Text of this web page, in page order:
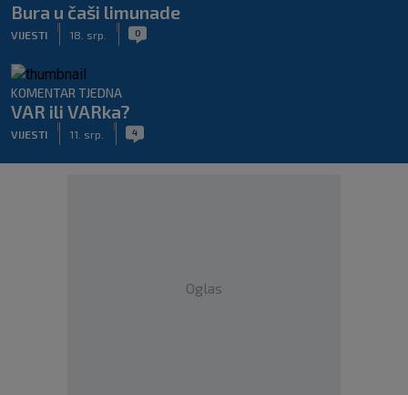
Bura u čaši limunade
VIJESTI 18. srp. 0
KOMENTAR TJEDNA
VAR ili VARka?
VIJESTI 11. srp. 4
Oglas